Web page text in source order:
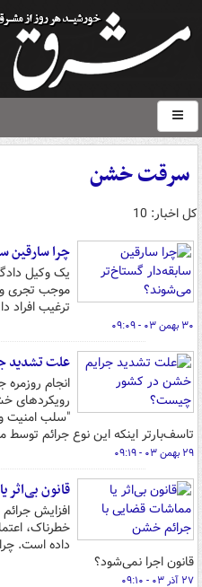
سرقت خشن
کل اخبار: 10
چرا سارقین
یک وکیل
موجب تجری
ترغیب افراد
۳۰ بهمن ۰۳ - ۰۹:۰۹
علت تشدید
انجام
رویکردهای
"سلب امنیت
تاسف‌بارتر اینکه این نوع جرائم توسط
۲۹ بهمن ۰۳ - ۰۹:۱۹
قانون
افزایش
خطرناک،
داده است.
قانون اجرا نمی‌شود؟
۲۷ آذر ۰۳ - ۰۹:۱۰